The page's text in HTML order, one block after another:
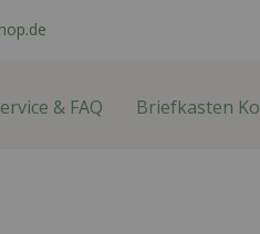
& FAQ Briefkasten